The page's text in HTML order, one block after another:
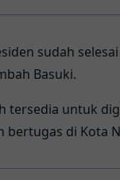
sudah
Basuki.
tersedia untuk
bertugas di Kota